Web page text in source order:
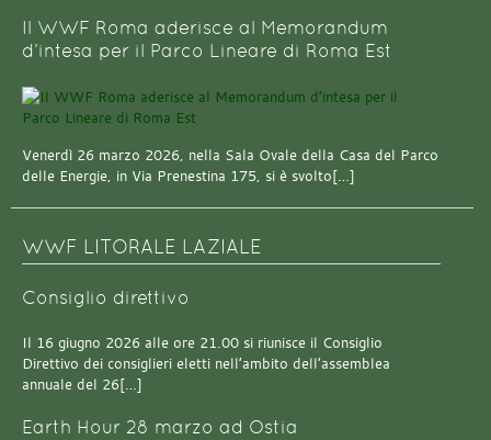
Il WWF Roma aderisce al Memorandum
d’intesa per il Parco Lineare di Roma Est
Venerdì 26 marzo 2026, nella Sala Ovale della Casa del Parco
delle Energie, in Via Prenestina 175, si è svolto[…]
WWF LITORALE LAZIALE
Consiglio direttivo
Il 16 giugno 2026 alle ore 21.00 si riunisce il Consiglio
Direttivo dei consiglieri eletti nell’ambito dell’assemblea
annuale del 26[…]
Earth Hour 28 marzo ad Ostia